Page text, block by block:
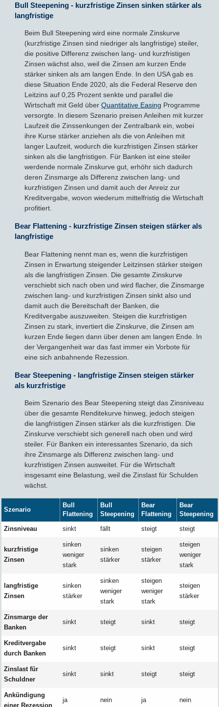
Bull Steepening - kurzfristige Zinsen sinken stärker als
langfristige
Beim Bull Steepening wird eine normale Zinskurve
(kurzfristige Zinsen sind niedriger als langfristige) steiler,
die positive Differenz zwischen lang- und kurzfristigen
Zinsen wächst also, weil die Zinsen am kurzen Ende
stärker sinken als am langen Ende. In den USA gab es
diese Situation Ende 2020, als die Federal Reserve den
Leitzins auf 0,25 Prozent senkte und parallel die
Wirtschaft mit Geld über Quantitative Easing Programme
versorgte. In diesem Szenario preisen Anleihen mit kurzer
Laufzeit die Zinssenkungen der Zentralbank ein, wobei
ihre Kurse stärker anziehen als die von Anleihen mit
langer Laufzeit, wodurch die kurzfristigen Zinsen stärker
sinken als die langfristigen. Für Banken ist eine steiler
werdende normale Zinskurve gut, erhöhr sich dadurch
deren Zinsmarge als Differenz zwischen lang- und
kurzfristigen Zinsen und damit auch der Anreiz zur
Kreditvergabe, wovon wiederum mittelfristig die Wirtschaft
profitiert.
Bear Flattening - kurzfristige Zinsen steigen stärker als
langfristige
Bear Flattening nennt man es, wenn die kurzfristigen
Zinsen in Erwartung steigender Leitzinsen stärker steigen
als die langfristigen Zinsen. Die gesamte Zinskurve
verschiebt sich nach oben und wird flacher, die Zinsmarge
zwischen lang- und kurzfristigen Zinsen sinkt also und
damit auch die Bereitschaft der Banken, die
Kreditvergabe auszuweiten. Steigen die kurzfristigen
Zinsen zu stark, invertiert die Zinskurve, die Zinsen am
kurzen Ende liegen dann über denen am langen Ende. In
der Vergangenheit war das fast immer ein Vorbote für
eine sich anbahnende Rezession.
Bear Steepening - langfristige Zinsen steigen stärker
als kurzfristige
Beim Szenario des Bear Steepening steigt das Zinsniveau
über die gesamte Renditekurve hinweg, jedoch steigen
die langfristigen Zinsen stärker als die kurzfristigen. Die
Zinskurve verschiebt sich generell nach oben und wird
steiler. Für Banken ein interessantes Szenario, da sich
ihre Zinsmarge als Differenz zwischen lang- und
kurzfristigen Zinsen ausweitet. Für die Wirtschaft
insgesamt eine Belastung, weil die Zinslast für Schulden
wächst.
Szenario
Bull
Flattening
Bull
Steepening
Bear
Flattening
Bear
Steepening
Zinsniveau sinkt fällt steigt steigt
kurzfristige
Zinsen
sinken
weniger
stark
sinken
stärker
steigen
stärker
steigen
weniger
stark
langfristige
Zinsen
sinken
stärker
sinken
weniger
stark
steigen
weniger
stark
steigen
stärker
Zinsmarge der
Banken
sinkt steigt sinkt steigt
Kreditvergabe
durch Banken
sinkt steigt sinkt steigt
Zinslast für
Schuldner
sinkt sinkt steigt steigt
Ankündigung
einer Rezession
ja nein ja nein